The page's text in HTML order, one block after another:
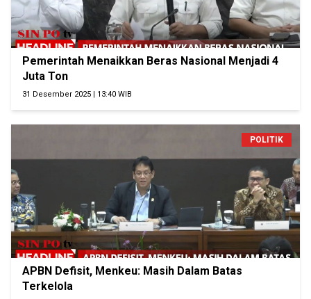
Pemerintah Menaikkan Beras Nasional Menjadi 4
Juta Ton
31 Desember 2025 | 13:40 WIB
POLITIK
APBN Defisit, Menkeu: Masih Dalam Batas
Terkelola